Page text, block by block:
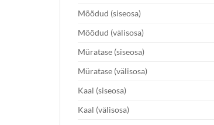
Mõõdud (siseosa)
Mõõdud (välisosa)
Müratase (siseosa)
Müratase (välisosa)
Kaal (siseosa)
Kaal (välisosa)